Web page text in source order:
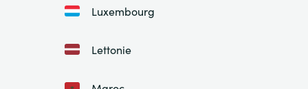
Luxembourg
Lettonie